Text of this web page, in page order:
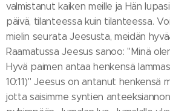
valmistanut kaiken meille ja Hän
päivä, tilanteessa kuin tilanteessa.
mielin seurata Jeesusta, meidän
Raamatussa Jeesus sanoo: "Minä
Hyvä paimen antaa henkensä
10:11)" Jeesus on antanut henkensä
jotta saisimme syntien